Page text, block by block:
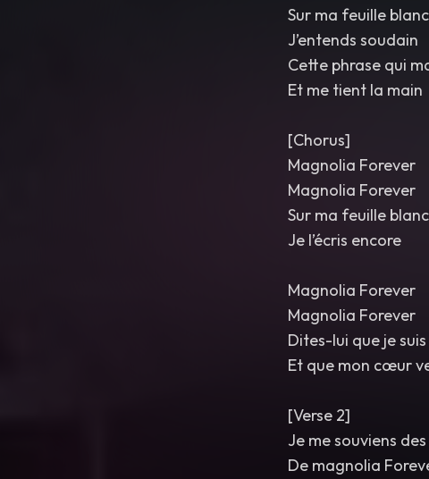
Sur ma feuille
J’entends soudain
Cette phrase qui
Et me tient la main
[Chorus]
Magnolia Forever
Magnolia Forever
Sur ma feuille
Je l’écris encore
Magnolia Forever
Magnolia Forever
Dites-lui que je
Et que mon cœur
[Verse 2]
Je me souviens
De magnolia